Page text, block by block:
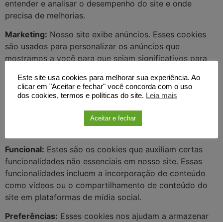
entender e analisar o desempenho do site e onde
precisa de melhorias.
Marketing: Nosso site exibe anúncios. Esses cookies
são usados para personalizar os anúncios que
mostramos a você para que sejam significativos para
a eficiência dessas campanhas publicitárias. As
informações armazenadas nesses cookies também
terceiros para exibir anúncios em outros sites no
Funcional: Estes são os cookies que auxiliam certas
funcionalidades não essenciais em nosso site. Essas
funcionalidades incluem a incorporação de conteúdo
como vídeos ou o compartilhamento de conteúdo do
site em plataformas de mídia social.
Preferências: Esses cookies nos ajudam a armazenar
Este site usa cookies para melhorar sua experiência. Ao
clicar em "Aceitar e fechar" você concorda com o uso
dos cookies, termos e políticas do site. Leia mais
Aceitar e fechar